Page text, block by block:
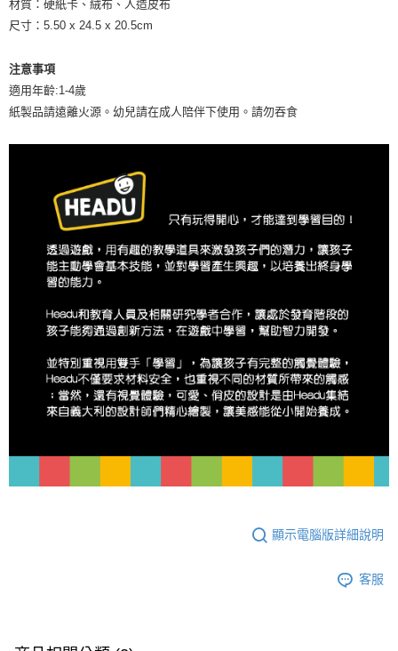
３．未成年的使用者請事先徵得法定代理人或監護人之同意方可使用
「AFTEE先享後付」，若未經同意申辦者引起之損失，本公司不負相關責
時審查核予不同之上限額度；若仍有額度不足之情形，本公司將視審查結果
請求用戶進行身份認證。
恩沛科技股份有限公司將有權停止該用戶之使用額度並採取法律行動。
材質：硬紙卡、絨布、人造皮布
尺寸：5.50 x 24.5 x 20.5cm
注意事項
適用年齡:1-4歲
紙製品請遠離火源。幼兒請在成人陪伴下使用。請勿吞食
顯示電腦版詳細說明
客服